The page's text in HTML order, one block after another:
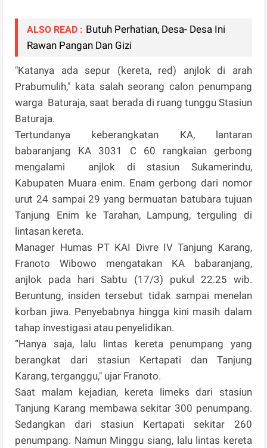
ALSO READ : Butuh Perhatian, Desa- Desa Ini
Rawan Pangan Dan Gizi
"Katanya ada sepur (kereta, red) anjlok di arah
Prabumulih," kata salah seorang calon penumpang
warga Baturaja, saat berada di ruang tunggu Stasiun
Baturaja.
Tertundanya keberangkatan KA, lantaran
babaranjang KA 3031 C 60 rangkaian gerbong
mengalami anjlok di stasiun Sukamerindu,
Kabupaten Muara enim. Enam gerbong dari nomor
urut 24 sampai 29 yang bermuatan batubara tujuan
Tanjung Enim ke Tarahan, Lampung, terguling di
lintasan kereta.
Manager Humas PT KAI Divre IV Tanjung Karang,
Franoto Wibowo mengatakan KA babaranjang,
anjlok pada hari Sabtu (17/3) pukul 22.25 wib.
Beruntung, insiden tersebut tidak sampai menelan
korban jiwa. Penyebabnya hingga kini masih dalam
tahap investigasi atau penyelidikan.
“Hanya saja, lalu lintas kereta penumpang yang
berangkat dari stasiun Kertapati dan Tanjung
Karang, terganggu," ujar Franoto.
Saat malam kejadian, kereta limeks dari stasiun
Tanjung Karang membawa sekitar 300 penumpang.
Sedangkan dari stasiun Kertapati sekitar 260
penumpang. Namun Minggu siang, lalu lintas kereta